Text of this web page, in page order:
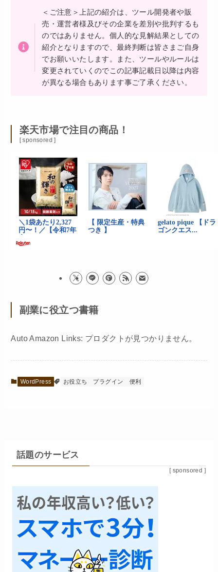
＜ご注意＞上記の紹介は、ツール開発者や販
売・運営者様及びその企業を差別や批判するも
のではありません。個人的な見解結果としての
紹介となりますので、最終判断は皆さまご自身
でお願いいたします。また、ツールやルールは
変更されていくのでこの記事記載日以降は内容
が異なる場合もあります事ご了承ください。
楽天市場で注目の商品！
[ sponsored ]
副業に役立つ書籍
Auto Amazon Links: プロダクトが見つかりません。
WordPress お役立ち プラグイン 便利
話題のサービス
[ sponsored ]